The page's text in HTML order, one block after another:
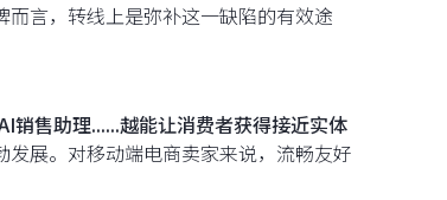
言，转线上是弥补这一缺陷的有效途
销售助理......越能让消费者获得接近实体
发展。对移动端电商卖家来说，流畅友好